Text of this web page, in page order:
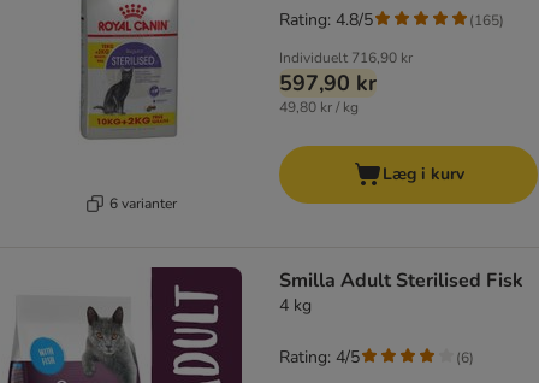
6 varianter
Individuelt 716,90 kr
597,90 kr
49,80 kr / kg
Rating: 4.8/5 (165)
Læg i kurv
Smilla Adult Sterilised Fisk
4 kg
Rating: 4/5 (6)